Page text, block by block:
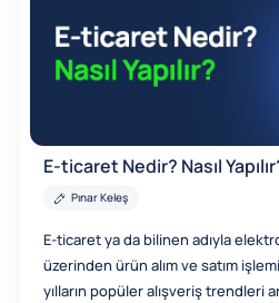
E-ticaret Nedir? Nasıl
Pınar Keleş
E-ticaret ya da bilinen adıyla
üzerinden ürün alım ve satım
yılların popüler alışveriş trendleri